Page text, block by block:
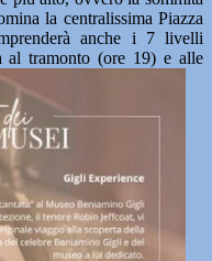
la centralissima Piazza
anche i 7 livelli
al tramonto (ore 19) e alle